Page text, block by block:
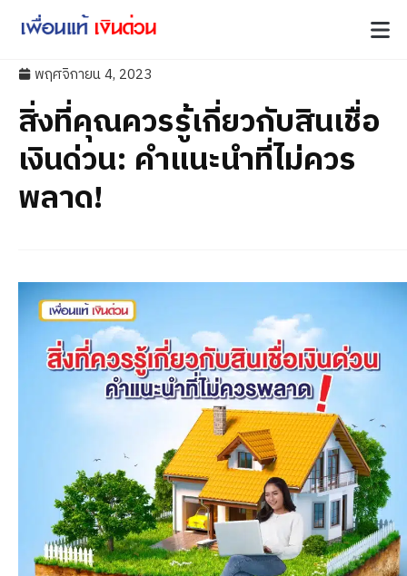
พฤศจิกายน 4, 2023
สิ่งที่คุณควรรู้เกี่ยวกับสินเชื่อ
เงินด่วน: คำแนะนำที่ไม่ควร
พลาด!